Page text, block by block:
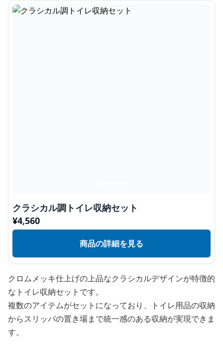
クラシカル調トイレ収納セット
¥4,560
商品の詳細を見る
クロムメッキ仕上げの上品なクラシカルデザインが特徴的
なトイレ収納セットです。
複数のアイテムがセットになっており、トイレ用品の収納
からスリッパの置き場まで統一感のある収納が実現できま
す。